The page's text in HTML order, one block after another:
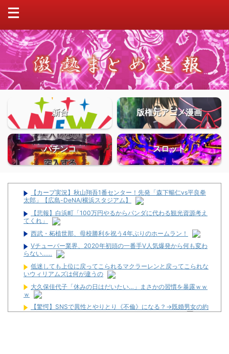
新台 版権元アニメ漫画
パチンコ スロット
【カープ実況】秋山翔吾1番センター！先発「森下暢仁vs平良拳
太郎」【広島-DeNA/横浜スタジアム】
【悲報】白浜町「100万円やるからパンダに代わる観光資源考え
てくれ」
西武・柘植世那、母校勝利を祝う4年ぶりのホームラン！
Vチューバー業界、2020年初頭の一番手V人気爆発から何も変わ
らない……
低迷しても上位に戻ってこられるマクラーレンと戻ってこられな
いウィリアムズは何が違うの
大久保佳代子「休みの日はだいたい…」まさかの習慣を暴露ｗｗ
ｗ
【驚愕】SNSで異性とやりとり《不倫》になる？→既婚男女の約
7割がまさかの『こう』回答してしまうw w w w w w w w